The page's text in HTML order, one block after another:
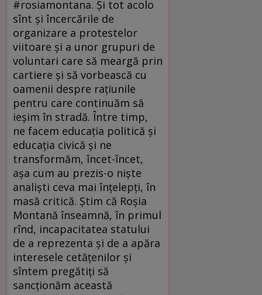
#rosiamontana. Şi tot acolo
sînt şi încercările de
organizare a protestelor
viitoare şi a unor grupuri de
voluntari care să meargă prin
cartiere şi să vorbească cu
oamenii despre raţiunile
pentru care continuăm să
ieşim în stradă. Între timp,
ne facem educaţia politică şi
educaţia civică şi ne
transformăm, încet-încet,
aşa cum au prezis-o nişte
analişti ceva mai înţelepţi, în
masă critică. Ştim că Roşia
Montană înseamnă, în primul
rînd, incapacitatea statului
de a reprezenta şi de a apăra
interesele cetăţenilor şi
sîntem pregătiţi să
sancţionăm această